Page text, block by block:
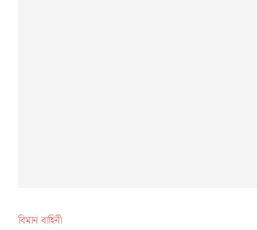
বিমান বাহিনী